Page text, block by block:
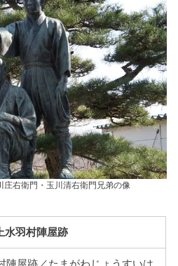
庄右衛門・玉川清右衛門兄弟の像
水羽村陣屋跡
陣屋跡／たまがわじょうすいは